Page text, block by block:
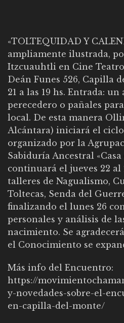
«TOLTEQUIDAD Y
ampliamente ilustrada,
Itzcuauhtli en Cine
Deán Funes 526, Capilla
21 a las 19 hs. Entrada:
perecedero o pañales
local. De esta manera
Alcántara) iniciará el
organizado por la
Sabiduría Ancestral
continuará el jueves 22 al
talleres de Nagualismo,
Toltecas, Senda del
finalizando el lunes 26
personales y análisis de
nacimiento. Se
el Conocimiento se
Más info del Encuentro:
https://
y-novedades-sobre-el-
en-capilla-del-monte/